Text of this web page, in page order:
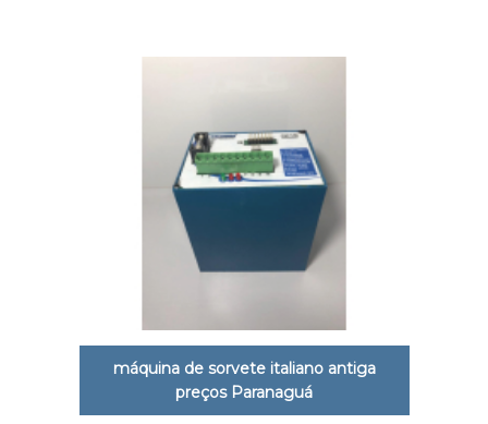
máquina de sorvete italiano antiga
preços Paranaguá